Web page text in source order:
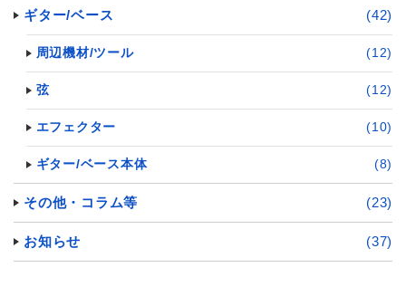
ギター/ベース (42)
周辺機材/ツール (12)
弦 (12)
エフェクター (10)
ギター/ベース本体 (8)
その他・コラム等 (23)
お知らせ (37)